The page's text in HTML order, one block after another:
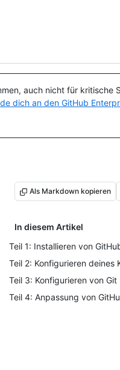
auch nicht für kritische
dich an den GitHub
Als Markdown kopieren
In diesem Artikel
Teil 1: Installieren von
Teil 2: Konfigurieren deines
Teil 3: Konfigurieren von Git
Teil 4: Anpassung von